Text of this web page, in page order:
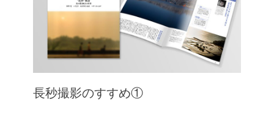
長秒撮影のすすめ①